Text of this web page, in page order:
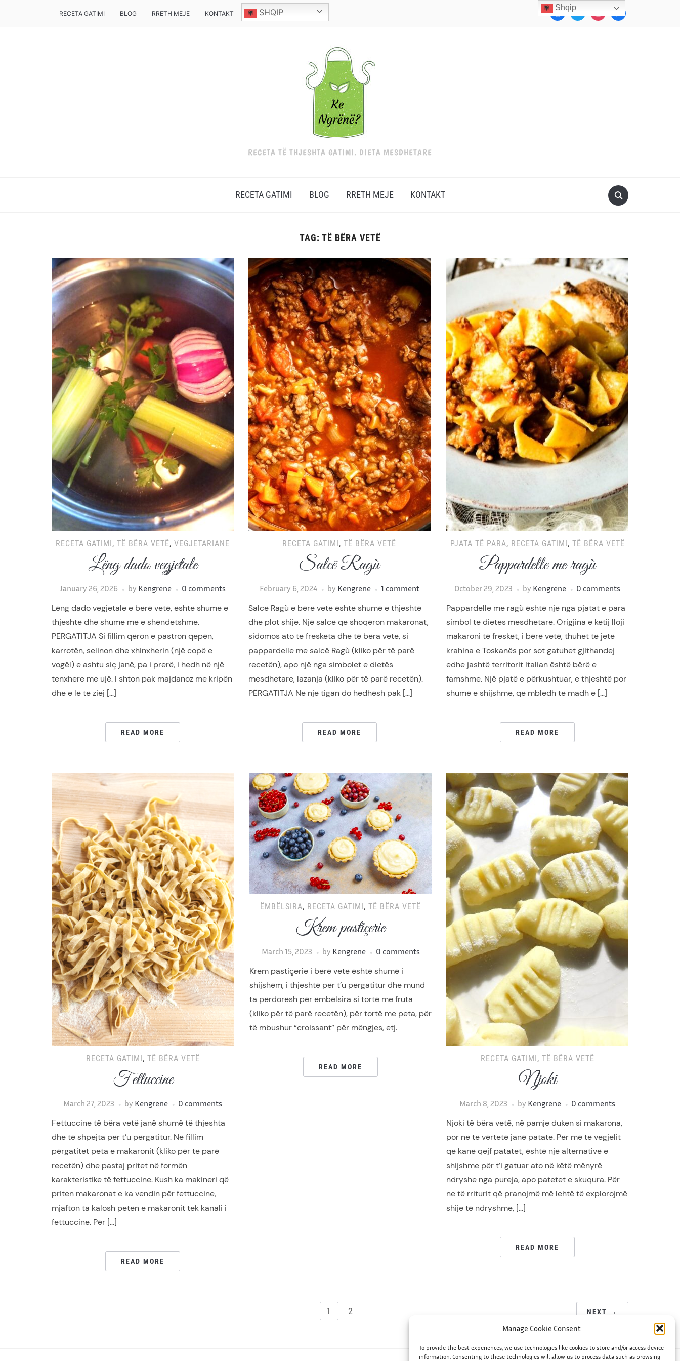
Manage Cookie Consent
To provide the best experiences, we use technologies like cookies to store and/or access device
information. Consenting to these technologies will allow us to process data such as browsing
RECETA GATIMI BLOG RRETH MEJE KONTAKT SHQIP
RECETA TË THJESHTA GATIMI. DIETA MESDHETARE
RECETA GATIMI BLOG RRETH MEJE KONTAKT
TAG: TË BËRA VETË
RECETA GATIMI, TË BËRA VETË, VEGJETARIANE
Lëng dado vegjetale
January 26, 2026 by Kengrene 0 comments
Lëng dado vegjetale e bërë vetë, është shumë e
thjeshtë dhe shumë më e shëndetshme.
PËRGATITJA Si fillim qëron e pastron qepën,
karrotën, selinon dhe xhinxherin (një copë e
vogël) e ashtu siç janë, pa i prerë, i hedh në një
tenxhere me ujë. I shton pak majdanoz me kripën
dhe e lë të ziej […]
READ MORE
RECETA GATIMI,TË BËRA VETË
Salcë Ragù
February 6, 2024 by Kengrene 1 comment
Salcë Ragù e bërë vetë është shumë e thjeshtë
dhe plot shije. Një salcë që shoqëron makaronat,
sidomos ato të freskëta dhe të bëra vetë, si
pappardelle me salcë Ragù (kliko për të parë
recetën), apo një nga simbolet e dietës
mesdhetare, lazanja (kliko për të parë recetën).
PËRGATITJA Në një tigan do hedhësh pak […]
READ MORE
PJATA TË PARA, RECETA GATIMI, TË BËRA VETË
Pappardelle me ragù
October 29, 2023 by Kengrene 0 comments
Pappardelle me ragù është një nga pjatat e para
simbol të dietës mesdhetare. Origjina e këtij lloji
makaroni të freskët, i bërë vetë, thuhet të jetë
krahina e Toskanës por sot gatuhet gjithandej
edhe jashtë territorit Italian është bërë e
famshme. Një pjatë e përkushtuar, e thjeshtë por
shumë e shijshme, që mbledh të madh e […]
READ MORE
RECETA GATIMI, TË BËRA VETË
Fettuccine
March 27, 2023 by Kengrene 0 comments
Fettuccine të bëra vetë janë shumë të thjeshta
dhe të shpejta për t’u përgatitur. Në fillim
përgatitet peta e makaronit (kliko për të parë
recetën) dhe pastaj pritet në formën
karakteristike të fettuccine. Kush ka makineri që
priten makaronat e ka vendin për fettuccine,
mjafton ta kalosh petën e makaronit tek kanali i
fettuccine. Për […]
READ MORE
ËMBËLSIRA, RECETA GATIMI,TË BËRA VETË
Krem pastiçerie
March 15, 2023 by Kengrene 0 comments
Krem pastiçerie i bërë vetë është shumë i
shijshëm, i thjeshtë për t’u përgatitur dhe mund
ta përdorësh për ëmbëlsira si tortë me fruta
(kliko për të parë recetën), për tortë me peta, për
të mbushur “croissant” për mëngjes, etj.
READ MORE
RECETA GATIMI, TË BËRA VETË
Njoki
March 8, 2023 by Kengrene 0 comments
Njoki të bëra vetë, në pamje duken si makarona,
por në të vërtetë janë patate. Për më të vegjëlit
që kanë qejf patatet, është një alternativë e
shijshme për t’i gatuar ato në këtë mënyrë
ndryshe nga pureja, apo patetet e skuqura. Për
ne të rriturit që pranojmë më lehtë të explorojmë
shije të ndryshme, […]
READ MORE
1 2 NEXT →
Shqip